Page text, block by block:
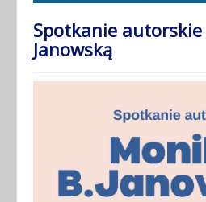
Spotkanie autorskie
Janowską